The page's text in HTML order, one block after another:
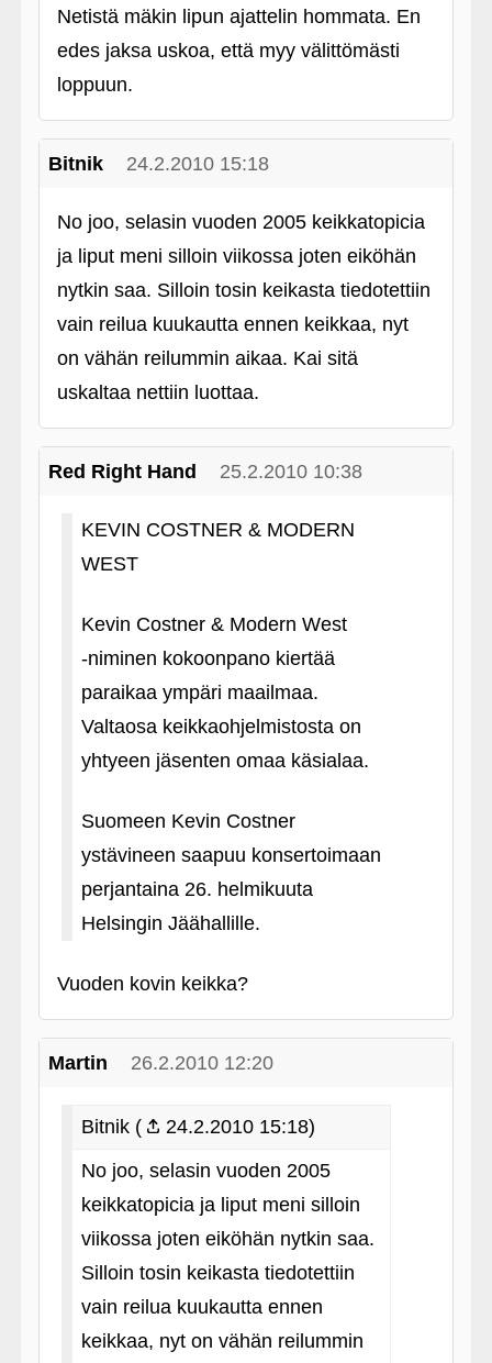
Netistä mäkin lipun ajattelin hommata. En
edes jaksa uskoa, että myy välittömästi
loppuun.
Bitnik 24.2.2010 15:18
No joo, selasin vuoden 2005 keikkatopicia
ja liput meni silloin viikossa joten eiköhän
nytkin saa. Silloin tosin keikasta tiedotettiin
vain reilua kuukautta ennen keikkaa, nyt
on vähän reilummin aikaa. Kai sitä
uskaltaa nettiin luottaa.
Red Right Hand 25.2.2010 10:38
KEVIN COSTNER & MODERN
WEST
Kevin Costner & Modern West
‑niminen kokoonpano kiertää
paraikaa ympäri maailmaa.
Valtaosa keikkaohjelmistosta on
yhtyeen jäsenten omaa käsialaa.
Suomeen Kevin Costner
ystävineen saapuu konsertoimaan
perjantaina 26. helmikuuta
Helsingin Jäähallille.
Vuoden kovin keikka?
Martin 26.2.2010 12:20
Bitnik (
24.2.2010 15:18)
No joo, selasin vuoden 2005
keikkatopicia ja liput meni silloin
viikossa joten eiköhän nytkin saa.
Silloin tosin keikasta tiedotettiin
vain reilua kuukautta ennen
keikkaa, nyt on vähän reilummin